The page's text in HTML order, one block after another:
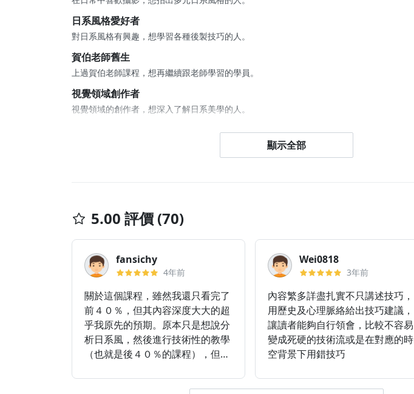
日系風格愛好者
對日系風格有興趣，想學習各種後製技巧的人。
賀伯老師舊生
上過賀伯老師課程，想再繼續跟老師學習的學員。
視覺領域創作者
視覺領域的創作者，想深入了解日系美學的人。
沒有攝影、修圖基礎，想有系統學習拍攝日系風格作品及後製修圖的人。
顯示全部
5.00 評價 (70)
fansichy
4年前
關於這個課程，雖然我還只看完了
前４０％，但其內容深度大大的超
乎我原先的預期。原本只是想說分
析日系風，然後進行技術性的教學
（也就是後４０％的課程），但更
些部分。Herb老師不僅帶我進入
Wei0818
3年前
內容繁多詳盡扎實不只講述技巧，
用歷史及心理脈絡給出技巧建議，
讓讀者能夠自行領會，比較不容易
變成死硬的技術流或是在對應的時
空背景下用錯技巧